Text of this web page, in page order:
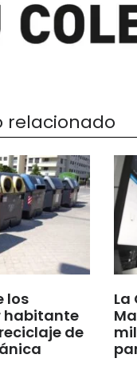
relacionado
los
habitante
de
La